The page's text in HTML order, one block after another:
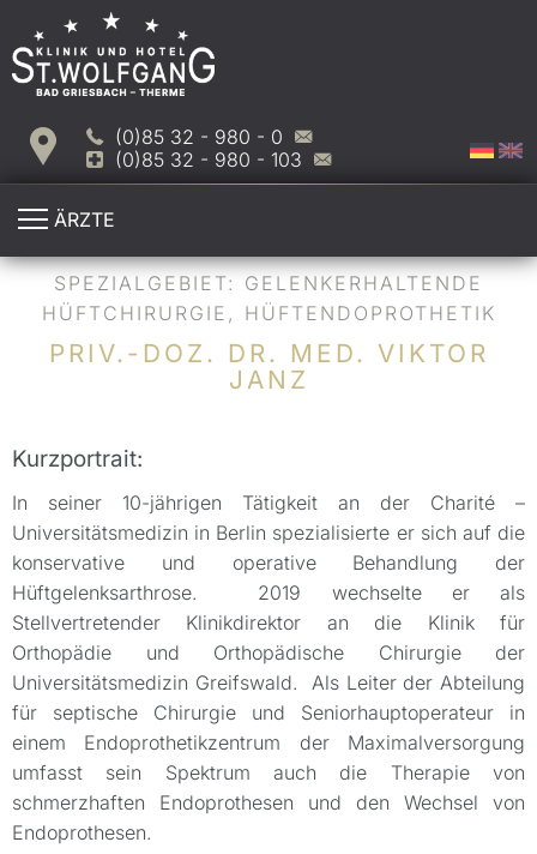
(0)85 32 - 980 - 0
(0)85 32 - 980 - 103
ÄRZTE
SPEZIALGEBIET: GELENKERHALTENDE
HÜFTCHIRURGIE, HÜFTENDOPROTHETIK
PRIV.-DOZ. DR. MED. VIKTOR
JANZ
Kurzportrait:
In seiner 10-jährigen Tätigkeit an der Charité –
Universitätsmedizin in Berlin spezialisierte er sich auf die
konservative und operative Behandlung der
Hüftgelenksarthrose. 2019 wechselte er als
Stellvertretender Klinikdirektor an die Klinik für
Orthopädie und Orthopädische Chirurgie der
Universitätsmedizin Greifswald. Als Leiter der Abteilung
für septische Chirurgie und Seniorhauptoperateur in
einem Endoprothetikzentrum der Maximalversorgung
umfasst sein Spektrum auch die Therapie von
schmerzhaften Endoprothesen und den Wechsel von
Endoprothesen.